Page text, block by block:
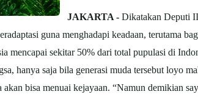
JAKARTA - Dikatakan Deputi
guna menghadapi keadaan, terutama
mencapai sekitar 50% dari total pupulasi di
hanya saja bila generasi muda tersebut loyo
bisa menuai kejayaan. “Namun demikian